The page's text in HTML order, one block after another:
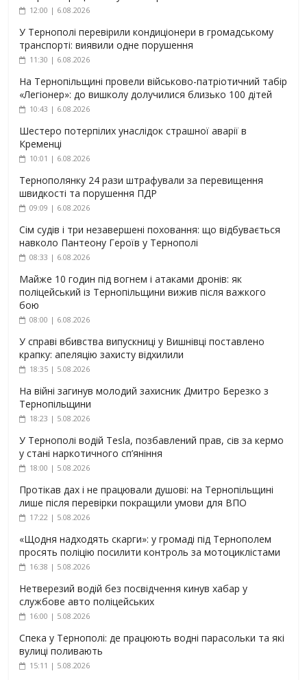
12:00 | 6.08.2026
У Тернополі перевірили кондиціонери в громадському
транспорті: виявили одне порушення
11:30 | 6.08.2026
На Тернопільщині провели військово-патріотичний табір
«Легіонер»: до вишколу долучилися близько 100 дітей
10:43 | 6.08.2026
Шестеро потерпілих унаслідок страшної аварії в
Кременці
10:01 | 6.08.2026
Тернополянку 24 рази штрафували за перевищення
швидкості та порушення ПДР
09:09 | 6.08.2026
Сім судів і три незавершені поховання: що відбувається
навколо Пантеону Героїв у Тернополі
08:33 | 6.08.2026
Майже 10 годин під вогнем і атаками дронів: як
поліцейський із Тернопільщини вижив після важкого
бою
08:00 | 6.08.2026
У справі вбивства випускниці у Вишнівці поставлено
крапку: апеляцію захисту відхилили
18:35 | 5.08.2026
На війні загинув молодий захисник Дмитро Березко з
Тернопільщини
18:23 | 5.08.2026
У Тернополі водій Tesla, позбавлений прав, сів за кермо
у стані наркотичного сп’яніння
18:00 | 5.08.2026
Протікав дах і не працювали душові: на Тернопільщині
лише після перевірки покращили умови для ВПО
17:22 | 5.08.2026
«Щодня надходять скарги»: у громаді під Тернополем
просять поліцію посилити контроль за мотоциклістами
16:38 | 5.08.2026
Нетверезий водій без посвідчення кинув хабар у
службове авто поліцейських
16:00 | 5.08.2026
Спека у Тернополі: де працюють водні парасольки та які
вулиці поливають
15:11 | 5.08.2026